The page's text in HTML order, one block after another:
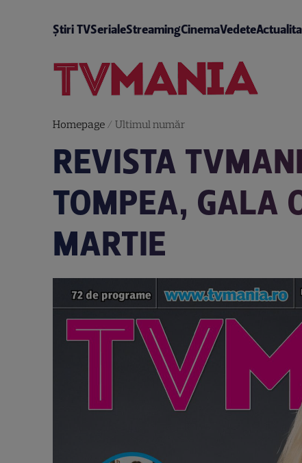
Știri TVSerialeStreamingCinemaVedete
Homepage/ Ultimul număr
REVISTA
TOMPEA, GALA
MARTIE